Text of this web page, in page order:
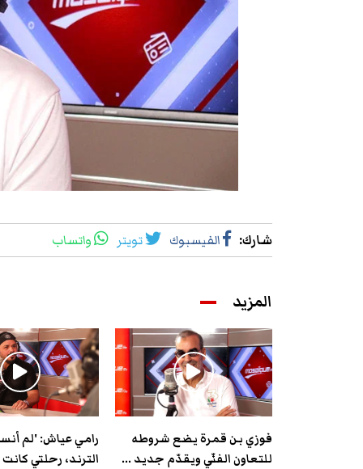
شارك: الفيسبوك تويتر واتساب
المزيد
فوزي بن قمرة يضع شروطه
للتعاون الفنّي ويقدّم جديد ...
رامي عياش: 'لم
الترند، رحلتي